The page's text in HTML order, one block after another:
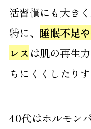
活習慣にも大き
特に、 睡眠不足
レス は肌の再生
ちにくくしたり
40代はホルモン